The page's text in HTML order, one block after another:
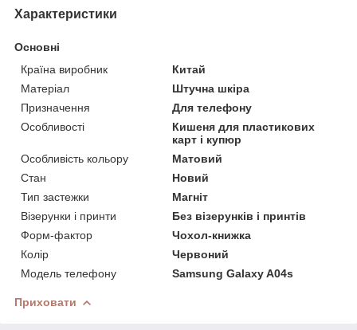
Характеристики
Основні
Країна виробник
Китай
Матеріал
Штучна шкіра
Призначення
Для телефону
Особливості
Кишеня для пластикових
карт і купюр
Особливість кольору
Матовий
Стан
Новий
Тип застежки
Магніт
Візерунки і принти
Без візерунків і принтів
Форм-фактор
Чохол-книжка
Колір
Червоний
Модель телефону
Samsung Galaxy A04s
Приховати